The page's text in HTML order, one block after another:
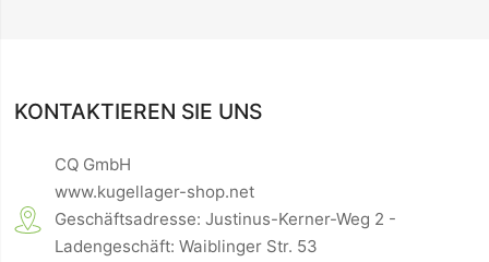
KONTAKTIEREN SIE UNS
CQ GmbH
www.kugellager-shop.net
Geschäftsadresse: Justinus-Kerner-Weg 2 -
Ladengeschäft: Waiblinger Str. 53